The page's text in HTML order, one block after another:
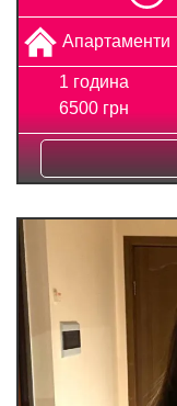
Апартаменти
1 година
6500 грн